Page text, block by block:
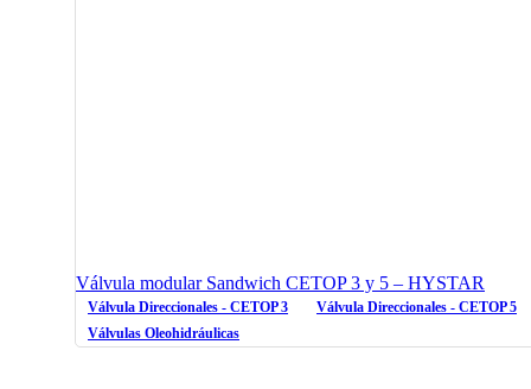
Válvula modular Sandwich CETOP 3 y 5 – HYSTAR
Válvula Direccionales - CETOP 3
Válvula Direccionales - CETOP 5
Válvulas Oleohidráulicas